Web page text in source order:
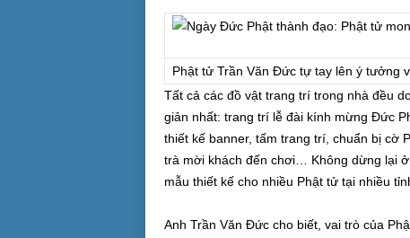
Phật tử Trần Văn Đức tự tay lên ý tưởng
Tất cả các đồ vật trang trí trong nhà đều
giản nhất: trang trí lễ đài kính mừng Đức
thiết kế banner, tấm trang trí, chuẩn bị cờ
trà mời khách đến chơi… Không dừng lại
mẫu thiết kế cho nhiều Phật tử tại nhiều
Anh Trần Văn Đức cho biết, vai trò của